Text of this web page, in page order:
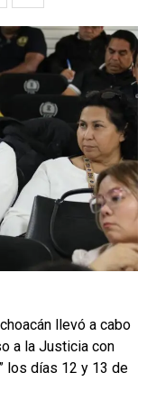
llevó a cabo
a la Justicia con
los días 12 y 13 de